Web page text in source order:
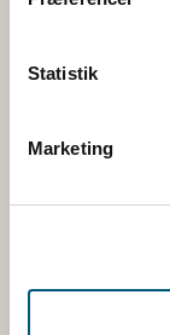
Statistik
Marketing